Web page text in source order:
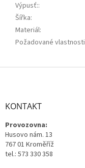
Výpusť::
Šířka:
Materiál:
Požadované vlastnosti
Z
KONTAKT
Provozovna:
Husovo nám. 13
767 01 Kroměříž
tel.: 573 330 358